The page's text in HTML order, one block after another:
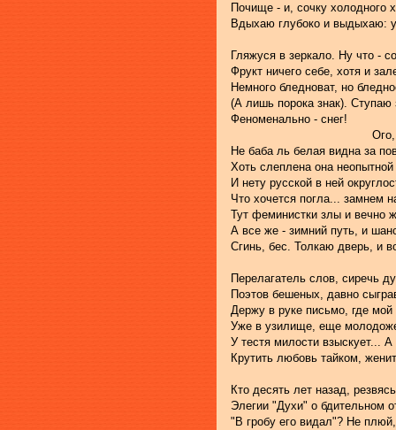
Почище - и, сочку холодного
Вдыхаю глубоко и выдыхаю:
Гляжуся в зеркало. Ну что -
Фрукт ничего себе, хотя и
Немного бледноват, но
(А лишь порока знак). Ступаю
Феноменально - снег!
Не баба ль белая видна за
Хоть слеплена она неопытной
И нету русской в ней
Что хочется погла... замнем
Тут феминистки злы и вечно
А все же - зимний путь, и
Сгинь, бес. Толкаю дверь, и
Перелагатель слов, сиречь
Поэтов бешеных, давно
Держу в руке письмо, где
Уже в узилище, еще
У тестя милости взыскует... А
Крутить любовь тайком,
Кто десять лет назад,
Элегии "Духи" о бдительном
"В гробу его видал"? Не